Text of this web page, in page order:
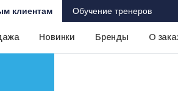
клиентам Обучение тренеров
Новинки Бренды О